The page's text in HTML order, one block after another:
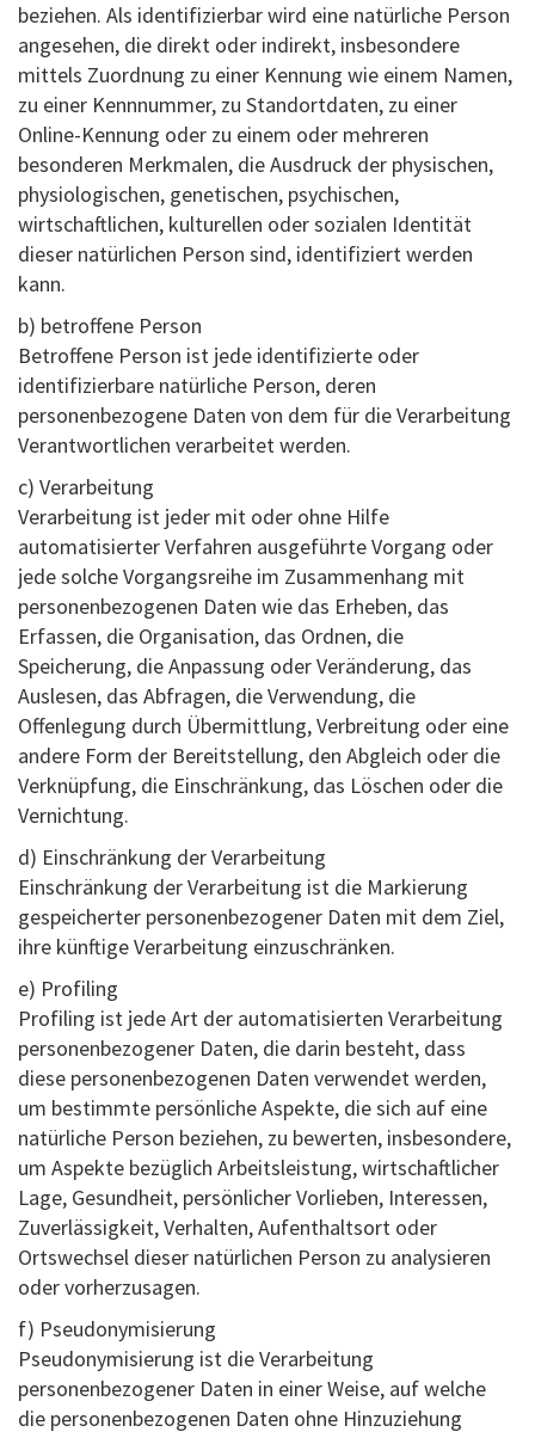
beziehen. Als identifizierbar wird eine natürliche Person
angesehen, die direkt oder indirekt, insbesondere
mittels Zuordnung zu einer Kennung wie einem Namen,
zu einer Kennnummer, zu Standortdaten, zu einer
Online-Kennung oder zu einem oder mehreren
besonderen Merkmalen, die Ausdruck der physischen,
physiologischen, genetischen, psychischen,
wirtschaftlichen, kulturellen oder sozialen Identität
dieser natürlichen Person sind, identifiziert werden
kann.
b) betroffene Person
Betroffene Person ist jede identifizierte oder
identifizierbare natürliche Person, deren
personenbezogene Daten von dem für die Verarbeitung
Verantwortlichen verarbeitet werden.
c) Verarbeitung
Verarbeitung ist jeder mit oder ohne Hilfe
automatisierter Verfahren ausgeführte Vorgang oder
jede solche Vorgangsreihe im Zusammenhang mit
personenbezogenen Daten wie das Erheben, das
Erfassen, die Organisation, das Ordnen, die
Speicherung, die Anpassung oder Veränderung, das
Auslesen, das Abfragen, die Verwendung, die
Offenlegung durch Übermittlung, Verbreitung oder eine
andere Form der Bereitstellung, den Abgleich oder die
Verknüpfung, die Einschränkung, das Löschen oder die
Vernichtung.
d) Einschränkung der Verarbeitung
Einschränkung der Verarbeitung ist die Markierung
gespeicherter personenbezogener Daten mit dem Ziel,
ihre künftige Verarbeitung einzuschränken.
e) Profiling
Profiling ist jede Art der automatisierten Verarbeitung
personenbezogener Daten, die darin besteht, dass
diese personenbezogenen Daten verwendet werden,
um bestimmte persönliche Aspekte, die sich auf eine
natürliche Person beziehen, zu bewerten, insbesondere,
um Aspekte bezüglich Arbeitsleistung, wirtschaftlicher
Lage, Gesundheit, persönlicher Vorlieben, Interessen,
Zuverlässigkeit, Verhalten, Aufenthaltsort oder
Ortswechsel dieser natürlichen Person zu analysieren
oder vorherzusagen.
f) Pseudonymisierung
Pseudonymisierung ist die Verarbeitung
personenbezogener Daten in einer Weise, auf welche
die personenbezogenen Daten ohne Hinzuziehung